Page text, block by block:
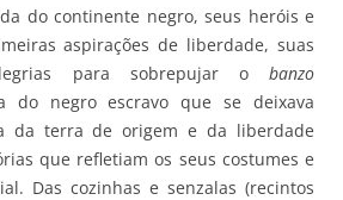
do continente negro, seus heróis e
aspirações de liberdade, suas
para sobrepujar o banzo
do negro escravo que se deixava
da terra de origem e da liberdade
que refletiam os seus costumes e
Das cozinhas e senzalas (recintos